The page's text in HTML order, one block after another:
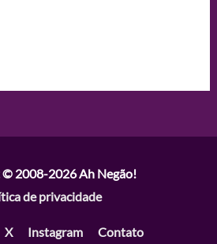
© 2008-2026Ah Negão!
de privacidade
X Instagram Contato